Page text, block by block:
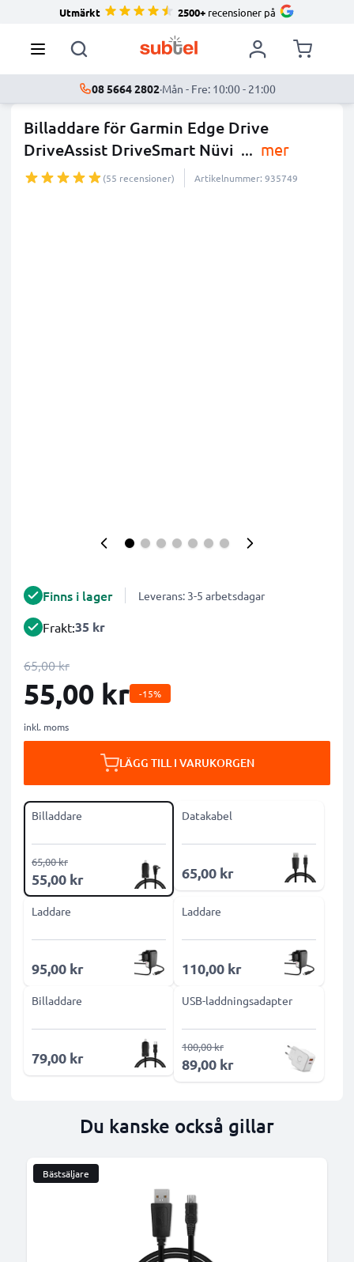
Utmärkt 2500+ recensioner på
08 5664 2802·Mån - Fre: 10:00 - 21:00
Billaddare för Garmin Edge Drive
DriveAssist DriveSmart Nüvi ... mer
(55 recensioner) Artikelnummer: 935749
Finns i lager Leverans: 3-5 arbetsdagar
Frakt:35 kr
65,00 kr
55,00 kr -15%
inkl. moms
LÄGG TILL I VARUKORGEN
Billaddare
55,00 kr
65,00 kr
Datakabel
65,00 kr
Laddare
95,00 kr
Laddare
110,00 kr
Billaddare
79,00 kr
USB-laddningsadapter
89,00 kr
100,00 kr
Du kanske också gillar
Bästsäljare